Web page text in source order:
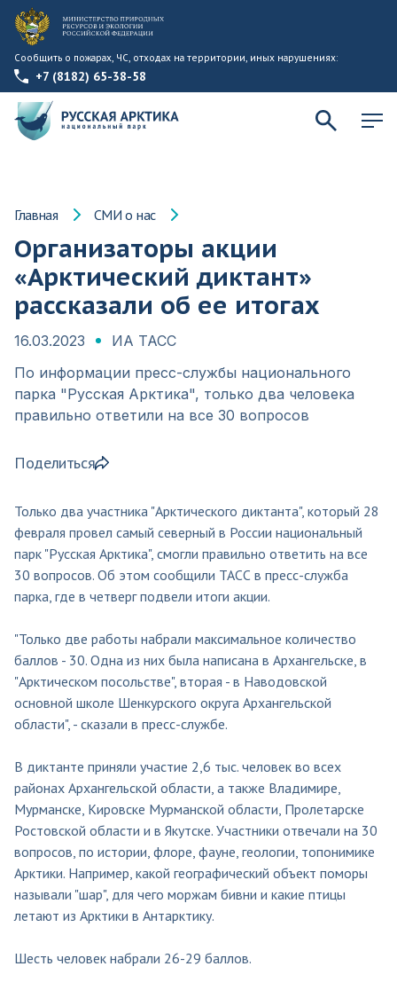
Сообщить о пожарах, ЧС, отходах на территории, иных нарушениях:
+7 (8182) 65-38-58
Главная СМИ о нас
Организаторы акции
«Арктический диктант»
рассказали об ее итогах
16.03.2023
ИА ТАСС
По информации пресс-службы национального
парка "Русская Арктика", только два человека
правильно ответили на все 30 вопросов
Поделиться
Только два участника "Арктического диктанта", который 28
февраля провел самый северный в России национальный
парк "Русская Арктика", смогли правильно ответить на все
30 вопросов. Об этом сообщили ТАСС в пресс-служба
парка, где в четверг подвели итоги акции.
"Только две работы набрали максимальное количество
баллов - 30. Одна из них была написана в Архангельске, в
"Арктическом посольстве", вторая - в Наводовской
основной школе Шенкурского округа Архангельской
области", - сказали в пресс-службе.
В диктанте приняли участие 2,6 тыс. человек во всех
районах Архангельской области, а также Владимире,
Мурманске, Кировске Мурманской области, Пролетарске
Ростовской области и в Якутске. Участники отвечали на 30
вопросов, по истории, флоре, фауне, геологии, топонимике
Арктики. Например, какой географический объект поморы
называли "шар", для чего моржам бивни и какие птицы
летают из Арктики в Антарктику.
Шесть человек набрали 26-29 баллов.